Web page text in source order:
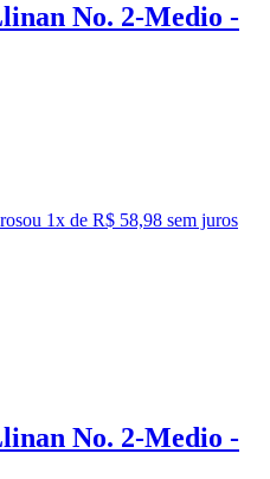
No. 2-Medio -
ou 1x de R$ 58,98 sem juros
No. 2-Medio -